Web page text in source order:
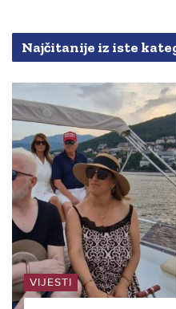
Najčitanije iz iste
VIJESTI